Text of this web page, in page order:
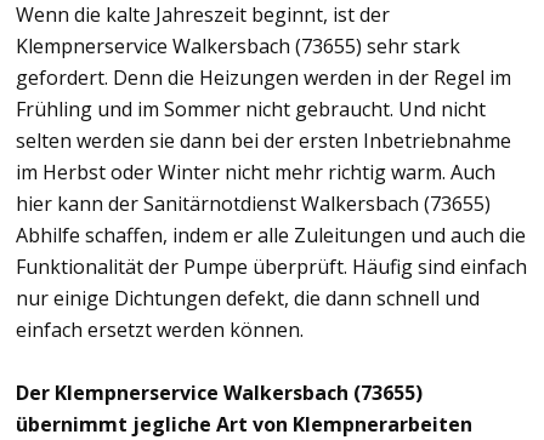
Wenn die kalte Jahreszeit beginnt, ist der
Klempnerservice Walkersbach (73655) sehr stark
gefordert. Denn die Heizungen werden in der Regel im
Frühling und im Sommer nicht gebraucht. Und nicht
selten werden sie dann bei der ersten Inbetriebnahme
im Herbst oder Winter nicht mehr richtig warm. Auch
hier kann der Sanitärnotdienst Walkersbach (73655)
Abhilfe schaffen, indem er alle Zuleitungen und auch die
Funktionalität der Pumpe überprüft. Häufig sind einfach
nur einige Dichtungen defekt, die dann schnell und
einfach ersetzt werden können.
Der Klempnerservice Walkersbach (73655)
übernimmt jegliche Art von Klempnerarbeiten